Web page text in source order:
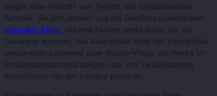
zeigen eine Vielzahl von Trends, wie beispielsweise
Künstler, die sich drehen und ein Gemälde präsentieren,
abstrakte Maler, die ihre Farben spektakulär auf die
Leinwand spritzen, das Auspacken einer mit Plastikfolie
bespannten Leinwand oder Studio-Vlogs, die Werke im
Entstehungsprozess zeigen oder mit verschiedenen
Audiotrends vor der Kamera posieren.